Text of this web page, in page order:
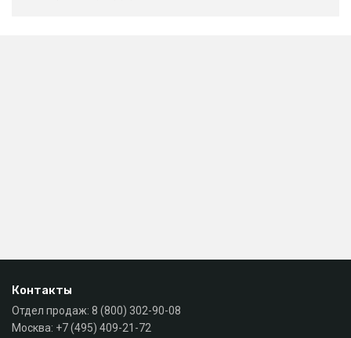
Контакты
Отдел продаж: 8 (800) 302-90-08
Москва: +7 (495) 409-21-72